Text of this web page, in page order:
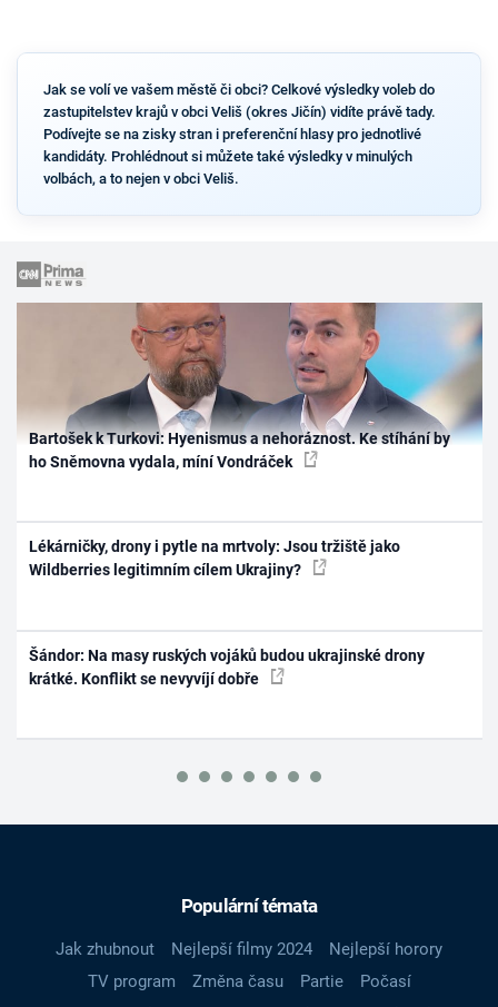
Jak se volí ve vašem městě či obci? Celkové výsledky voleb do
zastupitelstev krajů v obci Veliš (okres Jičín) vidíte právě tady.
Podívejte se na zisky stran i preferenční hlasy pro jednotlivé
kandidáty. Prohlédnout si můžete také výsledky v minulých
volbách, a to nejen v obci Veliš.
Bartošek k Turkovi: Hyenismus a nehoráznost. Ke stíhání by
ho Sněmovna vydala, míní Vondráček
Lékárničky, drony i pytle na mrtvoly: Jsou tržiště jako
Wildberries legitimním cílem Ukrajiny?
Šándor: Na masy ruských vojáků budou ukrajinské drony
krátké. Konflikt se nevyvíjí dobře
Populární témata
Jak zhubnout Nejlepší filmy 2024
Nejlepší horory
TV program
Změna času Partie
Počasí